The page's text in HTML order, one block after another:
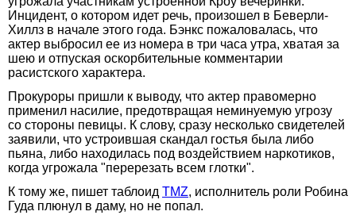
Инцидент, о котором идет речь, произошел в Беверли-
Хиллз в начале этого года. Бэнкс пожаловалась, что
актер выбросил ее из номера в три часа утра, хватая за
шею и отпуская оскорбительные комментарии
расистского характера.
Прокуроры пришли к выводу, что актер правомерно
применил насилие, предотвращая неминуемую угрозу
со стороны певицы. К слову, сразу несколько свидетелей
заявили, что устроившая скандал гостья была либо
пьяна, либо находилась под воздействием наркотиков,
когда угрожала "перерезать всем глотки".
К тому же, пишет таблоид TMZ, исполнитель роли Робина
Гуда плюнул в даму, но не попал.